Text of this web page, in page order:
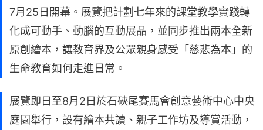
7月25日開幕。展覽把計劃七年來的課堂教學實踐轉
化成可動手、動腦的互動展品，並同步推出兩本全新
原創繪本，讓教育界及公眾親身感受「慈悲為本」的
生命教育如何走進日常。
展覽即日至8月2日於石硤尾賽馬會創意藝術中心中央
庭園舉行，設有繪本共讀、親子工作坊及導賞活動，